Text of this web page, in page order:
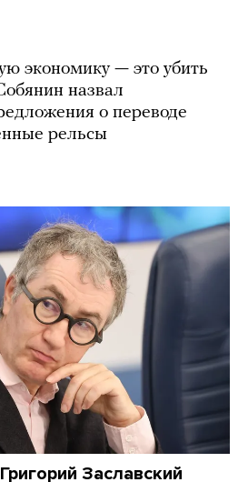
экономику — это убить
назвал
о переводе
рельсы
Заславский